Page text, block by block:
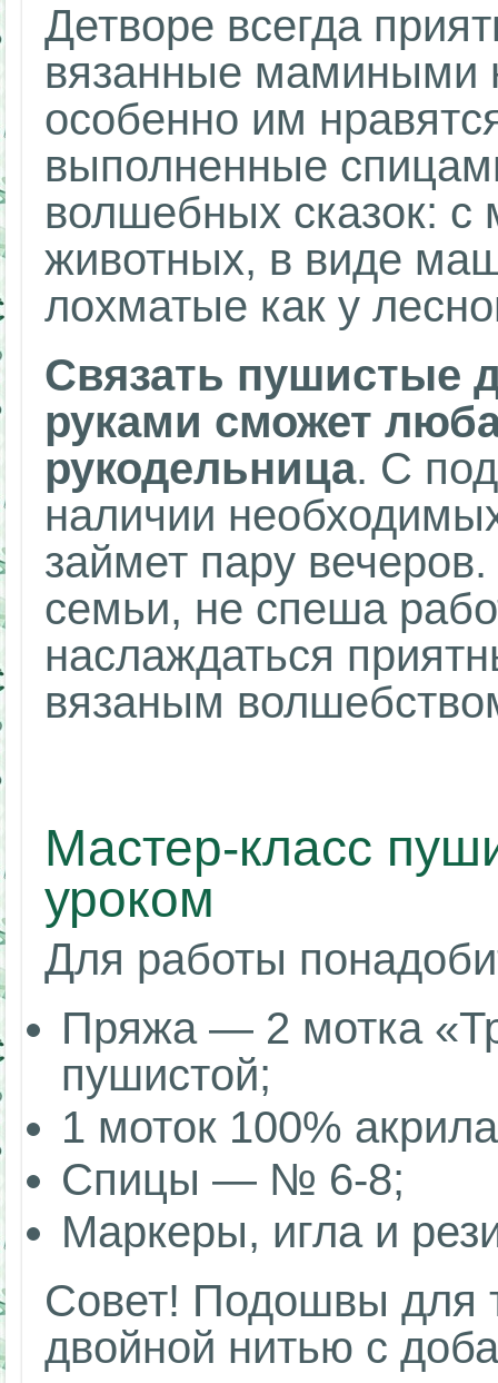
Детворе всегда
вязанные мамиными
особенно им
выполненные
волшебных сказок:
животных, в виде
лохматые как у
Связать пушистые
руками сможет
рукодельница. С
наличии
займет пару
семьи, не спеша
наслаждаться
вязаным
Мастер-класс
уроком
Для работы
Пряжа — 2 мотка
пушистой;
1 моток 100%
Спицы — № 6-8;
Маркеры, игла и
Совет! Подошвы для
двойной нитью с